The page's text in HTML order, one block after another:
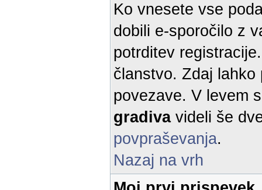
Ko vnesete vse
dobili e-sporočilo z
potrditev
članstvo. Zdaj lahko
povezave. V levem
gradivavideli še
povpraševanja.
Nazaj na vrh